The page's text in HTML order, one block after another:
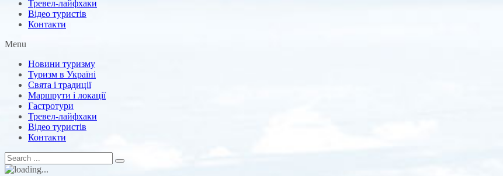
Тревел-лайфхаки
Відео туристів
Контакти
Menu
Новини туризму
Туризм в Україні
Свята і традиції
Маршрути і локації
Гастротури
Тревел-лайфхаки
Відео туристів
Контакти